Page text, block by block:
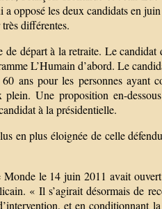
opposé les deux candidats en
différentes.
départ à la retraite. Le candidat
L’Humain d’abord. Le
ans pour les personnes ayant
Une proposition en-
à la présidentielle.
en plus éloignée de celle
le 14 juin 2011 avait
« Il s’agirait désormais de
et en conditionnant